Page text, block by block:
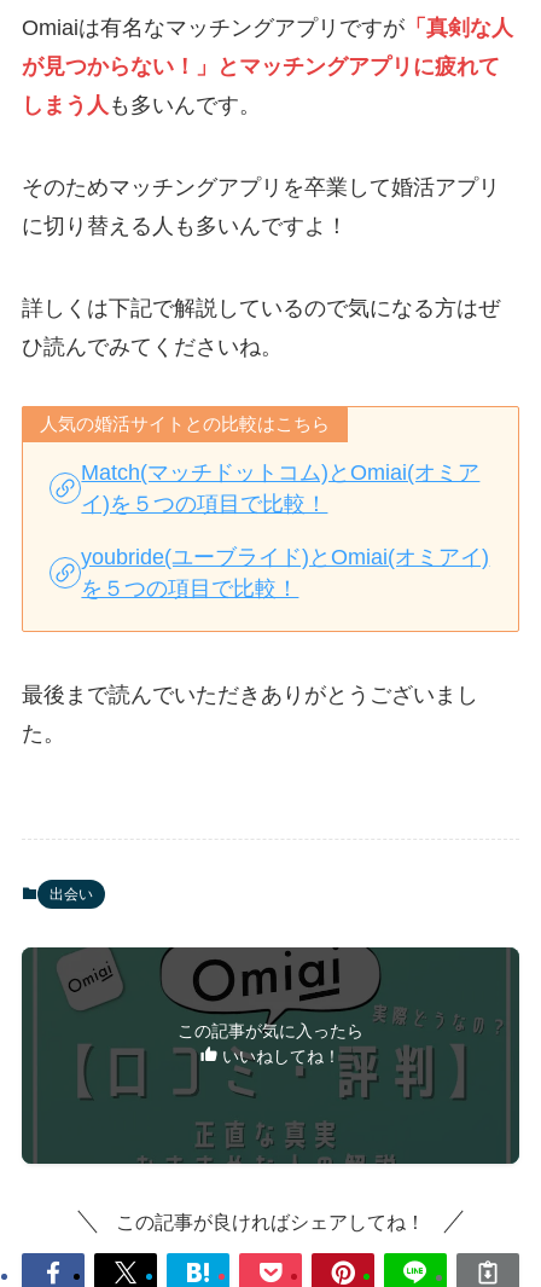
Omiaiは有名なマッチングアプリですが「真剣な人
が見つからない！」とマッチングアプリに疲れて
しまう人 も多いんです。
そのためマッチングアプリを卒業して婚活アプリ
に切り替える人も多いんですよ！
詳しくは下記で解説しているので気になる方はぜ
ひ読んでみてくださいね。
人気の婚活サイトとの比較はこちら
Match(マッチドットコム)とOmiai(オミア
イ)を５つの項目で比較！
youbride(ユーブライド)とOmiai(オミアイ)
を５つの項目で比較！
最後まで読んでいただきありがとうございまし
た。
出会い
この記事が気に入ったら
いいねしてね！
この記事が良ければシェアしてね！